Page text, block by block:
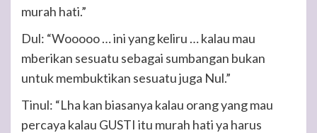
murah hati.”
Dul: “Wooooo … ini yang keliru … kalau mau
mberikan sesuatu sebagai sumbangan bukan
untuk membuktikan sesuatu juga Nul.”
Tinul: “Lha kan biasanya kalau orang yang mau
percaya kalau GUSTI itu murah hati ya harus